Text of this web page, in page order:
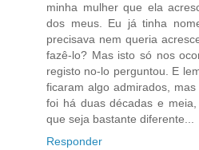
minha mulher que ela
dos meus. Eu já tinha
precisava nem queria
fazê-lo? Mas isto só nos
registo no-lo perguntou. E
ficaram algo admirados,
foi há duas décadas e
que seja bastante diferente...
Responder